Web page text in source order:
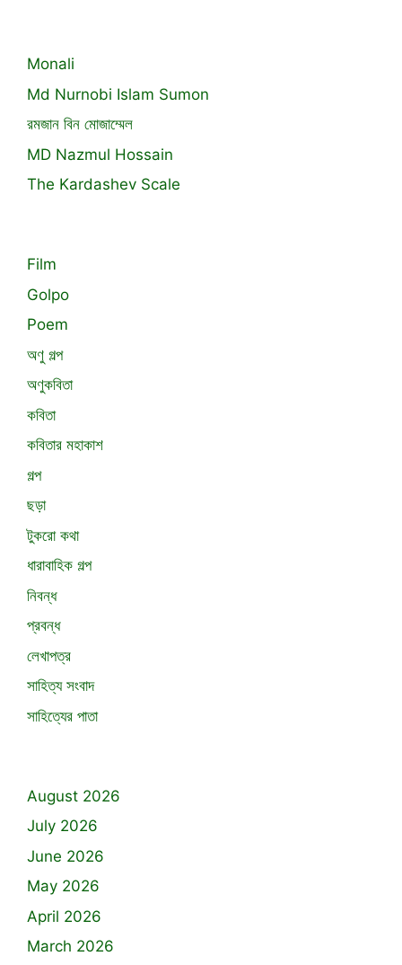
Monali
Md Nurnobi Islam Sumon
রমজান বিন মোজাম্মেল
MD Nazmul Hossain
The Kardashev Scale
Film
Golpo
Poem
অণু গল্প
অণুকবিতা
কবিতা
কবিতার মহাকাশ
গল্প
ছড়া
টুকরো কথা
ধারাবাহিক গল্প
নিবন্ধ
প্রবন্ধ
লেখাপত্র
সাহিত্য সংবাদ
সাহিত্যের পাতা
August 2026
July 2026
June 2026
May 2026
April 2026
March 2026